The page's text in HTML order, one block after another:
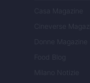
Casa Magazine
Cineverse
Donne Magazine
Food Blog
Milano Notizie